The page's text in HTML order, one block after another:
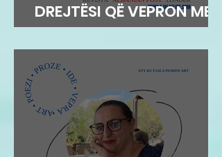
DREJTËSI QË VEPRON ME
INTEGRITET